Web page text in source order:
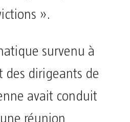
».
survenu à
des dirigeants de
avait conduit
une réunion